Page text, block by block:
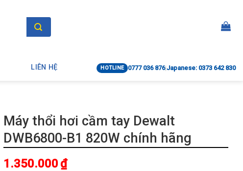
LIÊN HỆ HOTLINE 0777 036 876|Japanese: 0373 642 830
Máy thổi hơi cầm tay Dewalt
DWB6800-B1 820W chính hãng
1.350.000 ₫